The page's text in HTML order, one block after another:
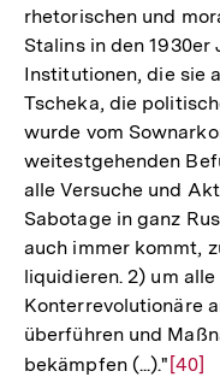
rhetorischen und
Stalins in den 1930er
Institutionen, die sie
Tscheka, die
wurde vom
weitestgehenden
alle Versuche und
Sabotage in ganz
auch immer kommt,
liquidieren. 2) um
Konterrevolutionäre
überführen und
bekämpfen (...)." Zur
[40]